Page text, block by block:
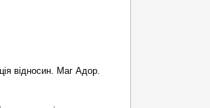
відносин. Маг Адор.